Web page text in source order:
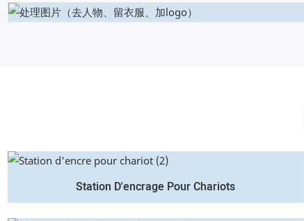
Station D'encrage Pour Chariots